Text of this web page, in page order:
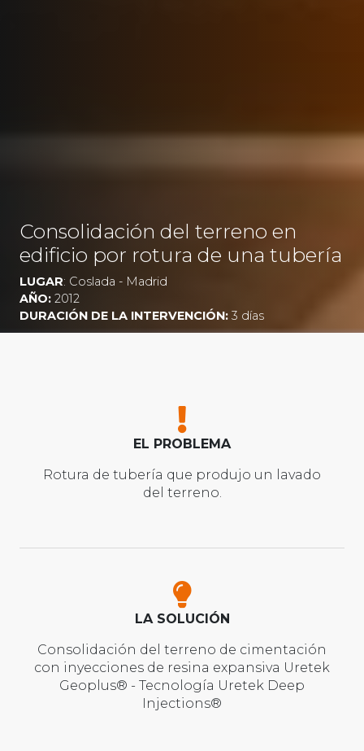
Consolidación del terreno en
edificio por rotura de una tubería
LUGAR: Coslada - Madrid
AÑO: 2012
DURACIÓN DE LA INTERVENCIÓN: 3 días
EL PROBLEMA
Rotura de tubería que produjo un lavado
del terreno.
LA SOLUCIÓN
Consolidación del terreno de cimentación
con inyecciones de resina expansiva Uretek
Geoplus® - Tecnología Uretek Deep
Injections®